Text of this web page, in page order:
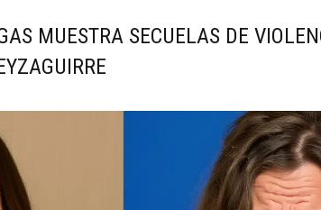
MUESTRA SECUELAS DE